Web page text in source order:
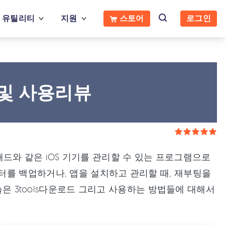
유틸리티 지원 스토어 로그인
사용리뷰
와 같은 iOS 기기를 관리할 수 있는 프로그램으로
백업하거나, 앱을 설치하고 관리할 때, 재부팅을
3tools다운로드 그리고 사용하는 방법들에 대해서